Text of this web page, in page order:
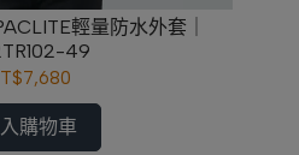
輕量防水外套｜
49
購物車